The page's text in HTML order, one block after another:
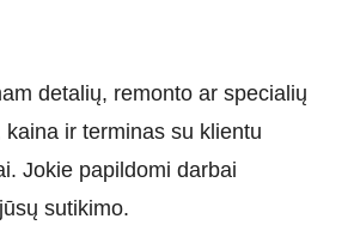
detalių, remonto ar specialių
ir terminas su klientu
Jokie papildomi darbai
sutikimo.